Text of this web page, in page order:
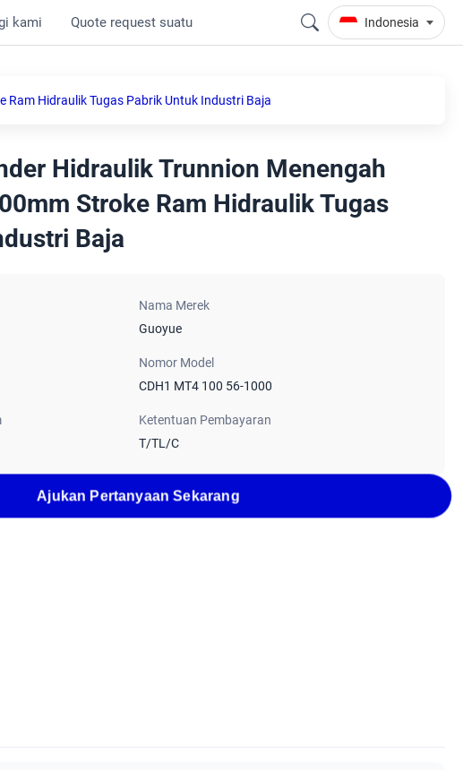
kami Quote request suatu Indonesia
Ram Hidraulik Tugas Pabrik Untuk Industri Baja
Hidraulik Trunnion Menengah
Stroke Ram Hidraulik Tugas
Baja
Nama Merek
Guoyue
Nomor Model
CDH1 MT4 100 56-1000
Ketentuan Pembayaran
T/TL/C
Ajukan Pertanyaan Sekarang